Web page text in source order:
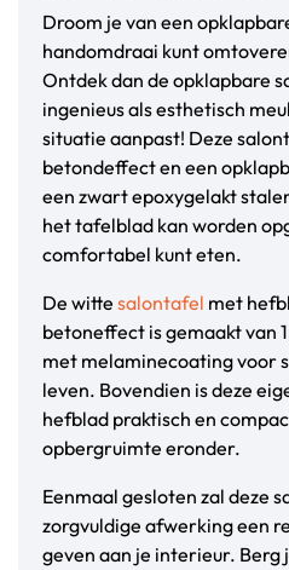
Droom je van een
handomdraai kunt
Ontdek dan de opklapbare
ingenieus als esthetisch
situatie aanpast! Deze
betondeffect en een
een zwart epoxygelakt
het tafelblad kan worden
comfortabel kunt eten.
De witte salontafel met
betoneffect is gemaakt van
met melaminecoating voor
leven. Bovendien is deze
hefblad praktisch en
opbergruimte eronder.
Eenmaal gesloten zal deze
zorgvuldige afwerking een
geven aan je interieur.